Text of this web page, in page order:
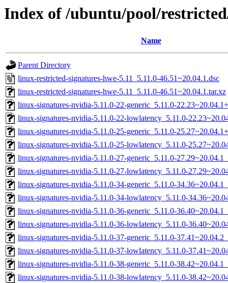
Index of /ubuntu/pool/
Name
Parent Directory
linux-restricted-signatures-hwe-5.11_5.11.0-46.51~20.04.1.dsc
linux-restricted-signatures-hwe-5.11_5.11.0-46.51~20.04.1.tar.xz
linux-signatures-nvidia-5.11.0-22-generic_5.11.0-
linux-signatures-nvidia-5.11.0-22-lowlatency_5.11.0-
linux-signatures-nvidia-5.11.0-25-generic_5.11.0-
linux-signatures-nvidia-5.11.0-25-lowlatency_5.11.0-
linux-signatures-nvidia-5.11.0-27-generic_5.11.0-
linux-signatures-nvidia-5.11.0-27-lowlatency_5.11.0-
linux-signatures-nvidia-5.11.0-34-generic_5.11.0-
linux-signatures-nvidia-5.11.0-34-lowlatency_5.11.0-
linux-signatures-nvidia-5.11.0-36-generic_5.11.0-
linux-signatures-nvidia-5.11.0-36-lowlatency_5.11.0-
linux-signatures-nvidia-5.11.0-37-generic_5.11.0-
linux-signatures-nvidia-5.11.0-37-lowlatency_5.11.0-
linux-signatures-nvidia-5.11.0-38-generic_5.11.0-
linux-signatures-nvidia-5.11.0-38-lowlatency_5.11.0-